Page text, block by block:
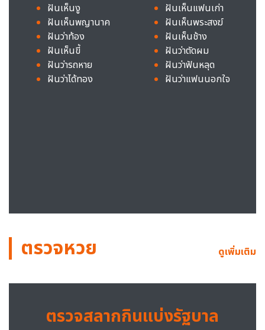
ฝันเห็นงู
ฝันเห็นพญานาค
ฝันว่าท้อง
ฝันเห็นขี้
ฝันว่ารถหาย
ฝันว่าได้ทอง
ฝันเห็นแฟนเก่า
ฝันเห็นพระสงฆ์
ฝันเห็นช้าง
ฝันว่าตัดผม
ฝันว่าฟันหลุด
ฝันว่าแฟนนอกใจ
ตรวจหวย ดูเพิ่มเติม
ตรวจสลากกินแบ่งรัฐบาล